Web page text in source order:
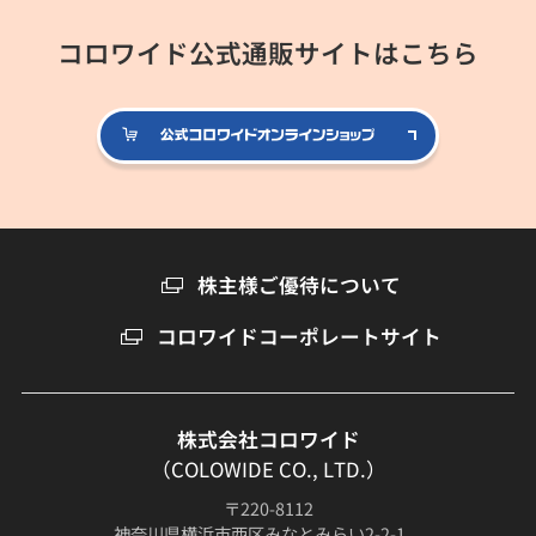
コロワイド公式通販サイトはこちら
公式コロ
株主様ご優待について
コロワイドコーポレートサイト
株式会社コロワイド
（COLOWIDE CO., LTD.）
〒220-8112